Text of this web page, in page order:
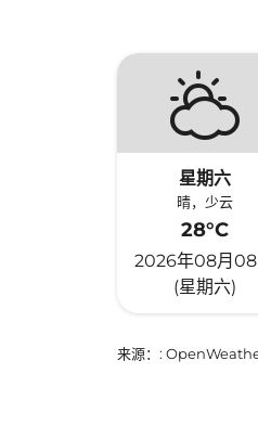
星期六
晴，少云
28°C
2026年08月08
(星期六)
来源： :